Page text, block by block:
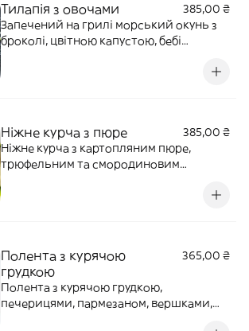
риба, соя, цибуля, глютен
Тилапія з овочами
385,00 ₴
Запечений на грилі морський окунь з
броколі, цвітною капустою, бебі
Ніжне курча з пюре
385,00 ₴
Ніжне курча з картопляним пюре,
трюфельним та смородиновим
Полента з курячою
грудкою
365,00 ₴
Полента з курячою грудкою,
печерицями, пармезаном, вершками,